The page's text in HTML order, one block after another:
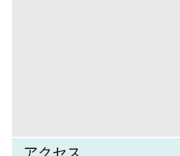
アクセス